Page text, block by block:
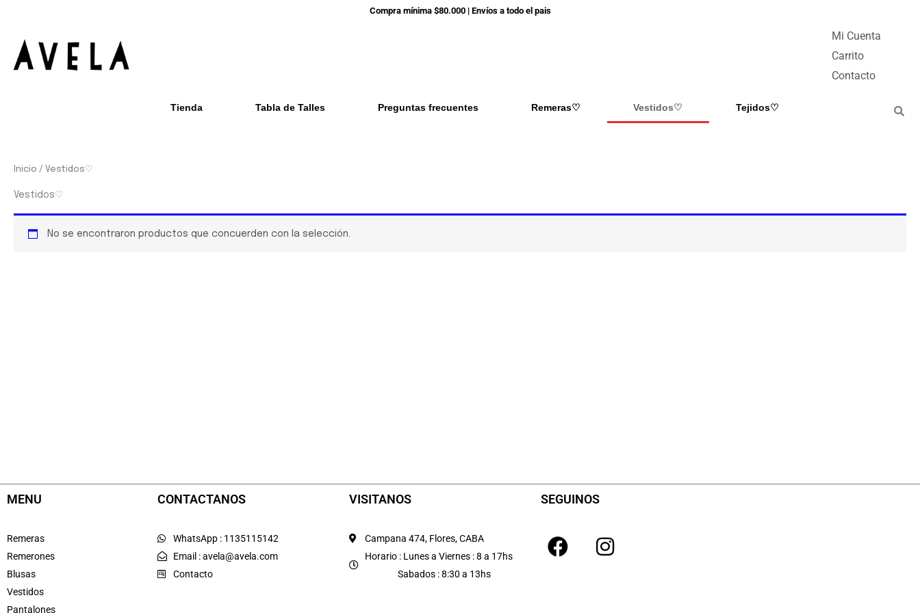
contenido
Compra mínima $80.000 | Envíos a todo el pais
Tienda Tabla de Talles Preguntas frecuentes Remeras♡ Vestidos♡ Tejidos♡
Mi Cuenta
Carrito
Contacto
Inicio / Vestidos♡
Vestidos♡
No se encontraron productos que concuerden con la selección.
MENU
Remeras
Remerones
Blusas
Vestidos
Pantalones
CONTACTANOS
WhatsApp : 1135115142
Email : avela@avela.com
Contacto
VISITANOS
Campana 474, Flores, CABA
Horario : Lunes a Viernes : 8 a 17hs
Sabados : 8:30 a 13hs
SEGUINOS
F
a
I
n